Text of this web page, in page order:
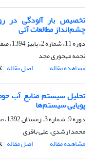
تخصیص بار آلودگی در
چشم‌انداز‌ مطالعات آتی
دوره 11، شماره 2، پاییز 1394، صفحه
نجمه مهجوری مجد
مشاهده مقاله
اصل مقاله
تحلیل سیستم منابع آب
پویایی سیستم‌ها
دوره 9، شماره 3، زمستان 1392، صفحه
محمد ارشدی، علی باقری
مشاهده مقاله
اصل مقاله